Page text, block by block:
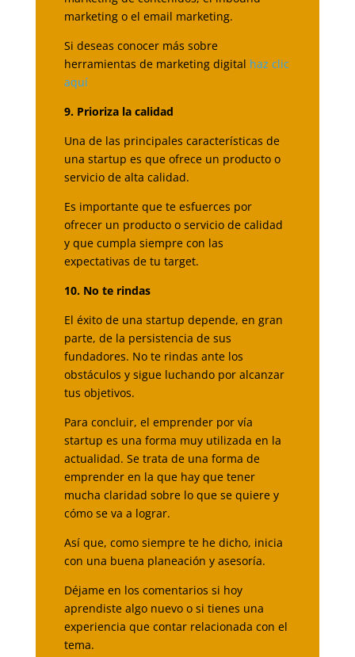
marketing o el email marketing.
Si deseas conocer más sobre
herramientas de marketing digital haz clic
aquí
9. Prioriza la calidad
Una de las principales características de
una startup es que ofrece un producto o
servicio de alta calidad.
Es importante que te esfuerces por
ofrecer un producto o servicio de calidad
y que cumpla siempre con las
expectativas de tu target.
10. No te rindas
El éxito de una startup depende, en gran
parte, de la persistencia de sus
fundadores. No te rindas ante los
obstáculos y sigue luchando por alcanzar
tus objetivos.
Para concluir, el emprender por vía
startup es una forma muy utilizada en la
actualidad. Se trata de una forma de
emprender en la que hay que tener
mucha claridad sobre lo que se quiere y
cómo se va a lograr.
Así que, como siempre te he dicho, inicia
con una buena planeación y asesoría.
Déjame en los comentarios si hoy
aprendiste algo nuevo o si tienes una
experiencia que contar relacionada con el
tema.